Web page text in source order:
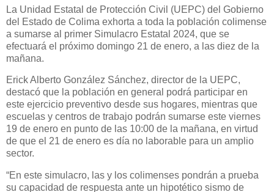
La Unidad Estatal de Protección Civil (UEPC) del Gobierno
del Estado de Colima exhorta a toda la población colimense
a sumarse al primer Simulacro Estatal 2024, que se
efectuará el próximo domingo 21 de enero, a las diez de la
mañana.
Erick Alberto González Sánchez, director de la UEPC,
destacó que la población en general podrá participar en
este ejercicio preventivo desde sus hogares, mientras que
escuelas y centros de trabajo podrán sumarse este viernes
19 de enero en punto de las 10:00 de la mañana, en virtud
de que el 21 de enero es día no laborable para un amplio
sector.
“En este simulacro, las y los colimenses pondrán a prueba
su capacidad de respuesta ante un hipotético sismo de